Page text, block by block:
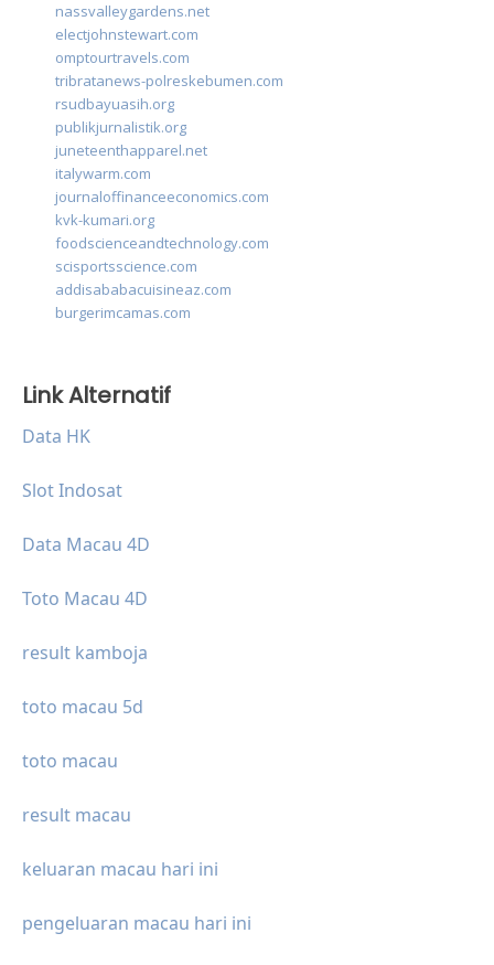
nassvalleygardens.net
electjohnstewart.com
omptourtravels.com
tribratanews-polreskebumen.com
rsudbayuasih.org
publikjurnalistik.org
juneteenthapparel.net
italywarm.com
journaloffinanceeconomics.com
kvk-kumari.org
foodscienceandtechnology.com
scisportsscience.com
addisababacuisineaz.com
burgerimcamas.com
Link Alternatif
Data HK
Slot Indosat
Data Macau 4D
Toto Macau 4D
result kamboja
toto macau 5d
toto macau
result macau
keluaran macau hari ini
pengeluaran macau hari ini